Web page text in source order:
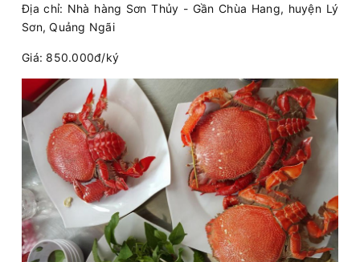
Địa chỉ: Nhà hàng Sơn Thủy - Gần Chùa Hang, huyện Lý
Sơn, Quảng Ngãi
Giá: 850.000đ/ký